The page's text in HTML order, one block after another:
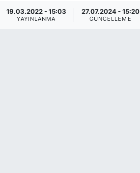
19.03.2022 - 15:03
YAYINLANMA
27.07.2024 - 15:20
GÜNCELLEME
DEUTSCH
Son Dakika Haberleri